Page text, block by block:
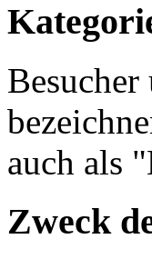
auch als
Zweck